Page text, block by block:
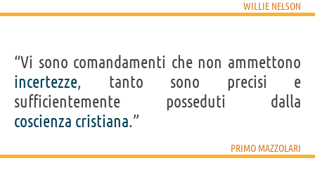
WILLIE NELSON
“Vi sono comandamenti che non ammettono
incertezze, tanto sono precisi e
sufficientemente posseduti dalla
coscienza cristiana.”
PRIMO MAZZOLARI